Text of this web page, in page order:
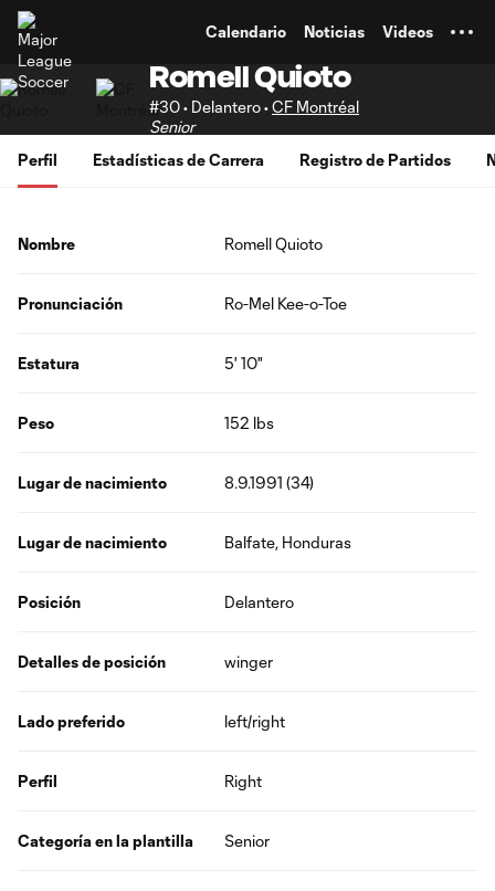
Calendario Noticias Videos
Romell Quioto
#30 • Delantero •CF Montréal
Senior
Perfil
Estadísticas de Carrera Registro de Partidos
Nombre Romell Quioto
Pronunciación Ro-Mel Kee-o-Toe
Estatura 5' 10"
Peso 152 lbs
Lugar de nacimiento 8.9.1991 (34)
Lugar de nacimiento Balfate, Honduras
Posición Delantero
Detalles de posición winger
Lado preferido left/right
Perfil Right
Categoría en la plantilla Senior